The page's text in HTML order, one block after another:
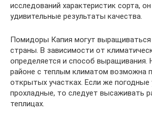
исследований характеристик сорта,
удивительные результаты качества.
Помидоры Капия могут выращиваться
страны. В зависимости от
определяется и способ выращивания.
районе с теплым климатом возможна
открытых участках. Если же погодные
прохладные, то следует высаживать
теплицах.